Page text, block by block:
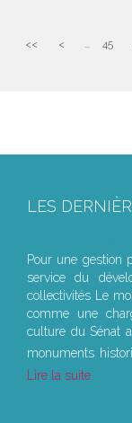
<< < ... 45
LES
Pour une gestion
service du
collectivités Le
comme une
culture du Sénat
monuments
Lire la suite